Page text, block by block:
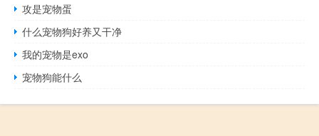
攻是宠物蛋
什么宠物狗好养又干净
我的宠物是exo
宠物狗能什么